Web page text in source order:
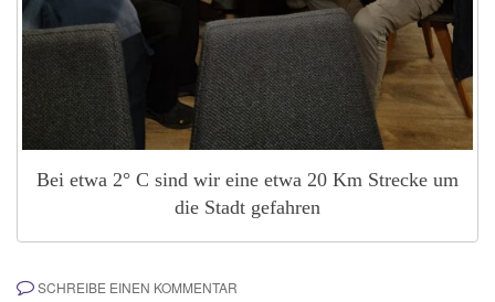
Bei etwa 2° C sind wir eine etwa 20 Km Strecke um
die Stadt gefahren
SCHREIBE EINEN KOMMENTAR